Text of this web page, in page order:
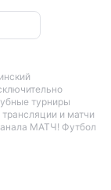
турниры
и матчи
МАТЧ! Футбол